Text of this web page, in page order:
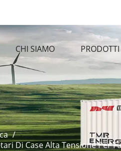
CHI SIAMO PRODOTTI
/
Di Case Alta Tensione Per